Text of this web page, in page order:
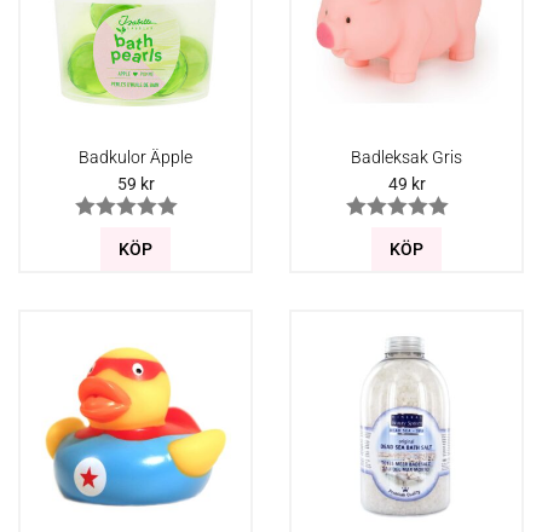
Badkulor Äpple
59 kr
KÖP
Badleksak Gris
49 kr
KÖP